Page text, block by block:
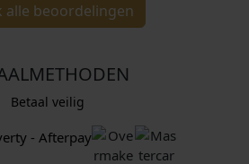
alle beoordelingen
Betaal veilig